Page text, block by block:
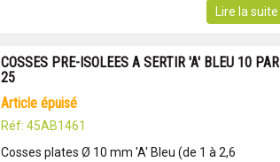
Lire la suite
COSSES PRE-ISOLEES A SERTIR 'A' BLEU 10 PAR
25
article épuisé
Réf: 45AB1461
Cosses plates Ø 10 mm 'A' Bleu (de 1 à 2,6